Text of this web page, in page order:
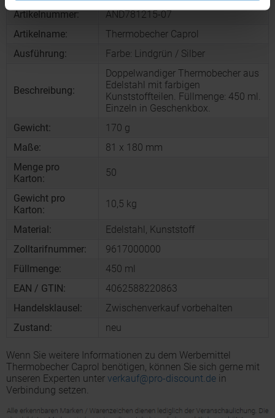
Artikelnummer:
AND781215-07
Artikelname:
Thermobecher Caprol
Ausführung:
Farbe: Lindgrün / Silber
Beschreibung:
Doppelwandiger Thermobecher aus
Edelstahl mit farbigen
Kunststoffteilen. Füllmenge: 450 ml.
Einzeln in Geschenkbox.
Gewicht:
170 g
Maße:
81 x 180 mm
Menge pro
Karton:
50
Gewicht pro
Karton:
10,5 kg
Material:
Edelstahl, Kunststoff
Zolltarifnummer:
9617000000
Füllmenge:
450 ml
EAN / GTIN:
4062588220863
Handelsklausel:
Zwischenverkauf vorbehalten
Zustand:
neu
Wenn Sie weitere Informationen zu dem Werbemittel
Thermobecher Caprol benötigen, können Sie sich gerne mit
unseren Experten unter verkauf@pro-discount.de in
Verbindung setzen.